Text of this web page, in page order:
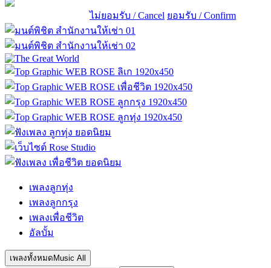
ไม่ยอมรับ / Cancel ยอมรับ / Confirm
เพลงลูกทุ่ง
เพลงลูกกรุง
เพลงเพื่อชีวิต
อัลบั้ม
เพลงทั้งหมด Music All